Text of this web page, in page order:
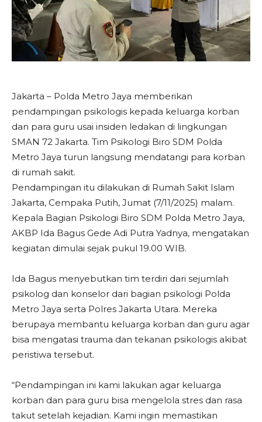
Jakarta – Polda Metro Jaya memberikan
pendampingan psikologis kepada keluarga korban
dan para guru usai insiden ledakan di lingkungan
SMAN 72 Jakarta. Tim Psikologi Biro SDM Polda
Metro Jaya turun langsung mendatangi para korban
di rumah sakit.
Pendampingan itu dilakukan di Rumah Sakit Islam
Jakarta, Cempaka Putih, Jumat (7/11/2025) malam.
Kepala Bagian Psikologi Biro SDM Polda Metro Jaya,
AKBP Ida Bagus Gede Adi Putra Yadnya, mengatakan
kegiatan dimulai sejak pukul 19.00 WIB.
Ida Bagus menyebutkan tim terdiri dari sejumlah
psikolog dan konselor dari bagian psikologi Polda
Metro Jaya serta Polres Jakarta Utara. Mereka
berupaya membantu keluarga korban dan guru agar
bisa mengatasi trauma dan tekanan psikologis akibat
peristiwa tersebut.
“Pendampingan ini kami lakukan agar keluarga
korban dan para guru bisa mengelola stres dan rasa
takut setelah kejadian. Kami ingin memastikan